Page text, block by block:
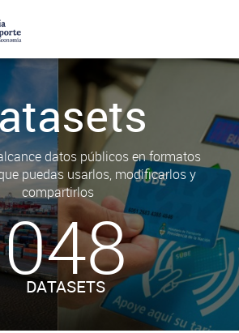
datos públicos en formatos
puedas usarlos, modificarlos y
compartirlos
048
DATASETS